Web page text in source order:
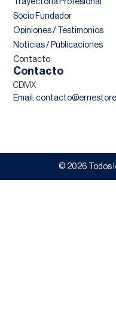
Socio Fundador
Opiniones / Testimonios
Noticias / Publicaciones
Contacto
Contacto
CDMX
Email:
© 2026 Todos